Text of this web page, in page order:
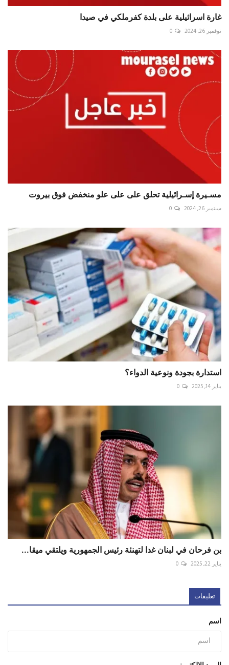
غارة اسرائيلية على بلدة كفرملكي في صيدا
نوفمبر 26, 2024 0
مسـيرة إسـرائيلية تحلق على على علو منخفض فوق بيروت
سبتمبر 26, 2024 0
استدارة بجودة ونوعية الدواء؟
يناير 14, 2025 0
بن فرحان في لبنان غدا لتهنئة رئيس الجمهورية ويلتقي ميقا...
يناير 22, 2025 0
تعليقات
اسم